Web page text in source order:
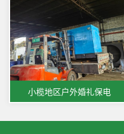
小榄地区户外婚礼保电